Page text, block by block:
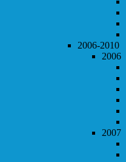
2006-2010
2006
2007